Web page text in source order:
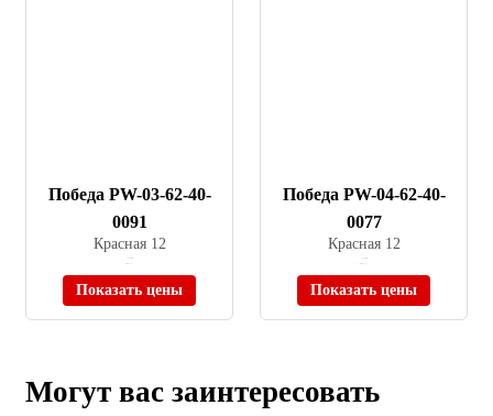
Победа PW-03-62-40-
0091
Красная 12
Показать цены
Победа PW-04-62-40-
0077
Красная 12
Показать цены
Могут вас заинтересовать